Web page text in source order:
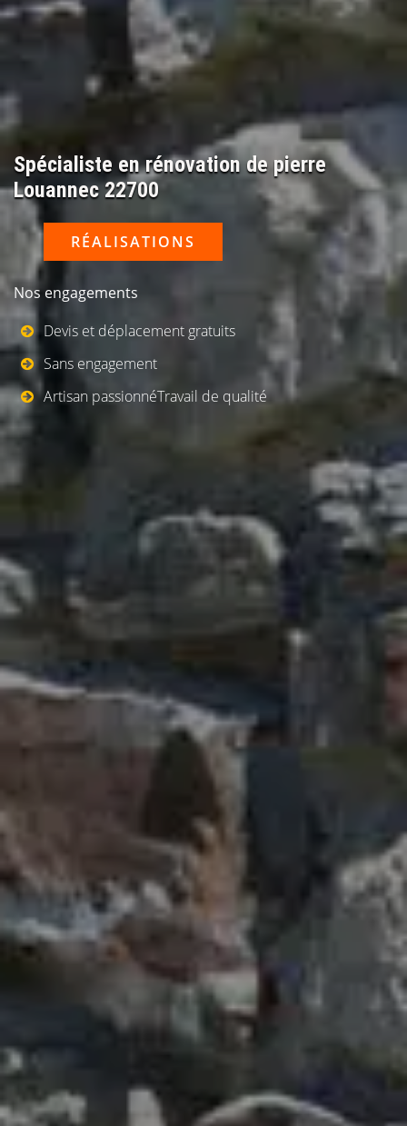
Spécialiste en rénovation de pierre
Louannec 22700
RÉALISATIONS
Nos engagements
Devis et déplacement gratuits
Sans engagement
Artisan passionnéTravail de qualité